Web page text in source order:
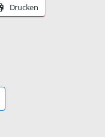
Drucken